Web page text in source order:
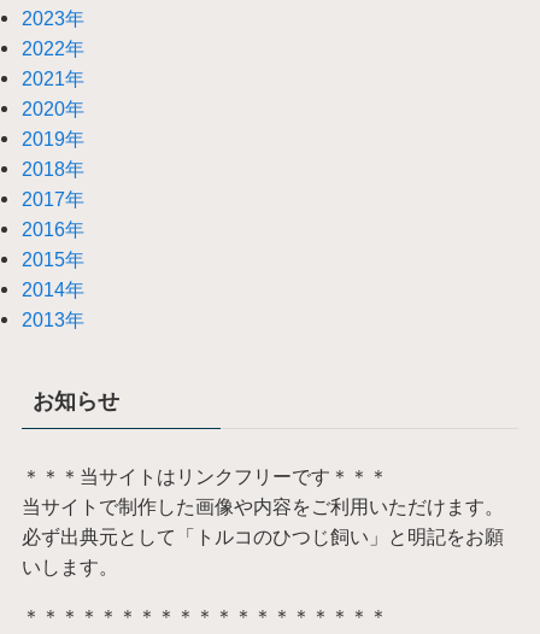
2023年
2022年
2021年
2020年
2019年
2018年
2017年
2016年
2015年
2014年
2013年
お知らせ
＊＊＊当サイトはリンクフリーです＊＊＊
当サイトで制作した画像や内容をご利用いただけます。
必ず出典元として「トルコのひつじ飼い」と明記をお願
いします。
＊＊＊＊＊＊＊＊＊＊＊＊＊＊＊＊＊＊＊